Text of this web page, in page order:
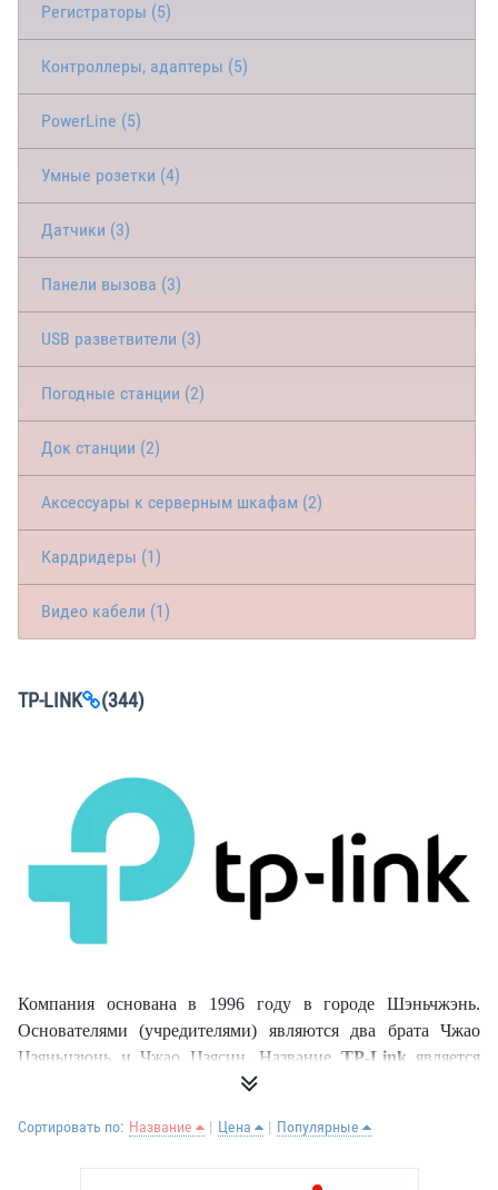
Регистраторы (5)
Контроллеры, адаптеры (5)
PowerLine (5)
Умные розетки (4)
Датчики (3)
Панели вызова (3)
USB разветвители (3)
Погодные станции (2)
Док станции (2)
Аксессуары к серверным шкафам (2)
Кардридеры (1)
Видео кабели (1)
TP-LINK (344)
Компания основана в 1996 году в городе Шэньчжэнь.
Основателями (учредителями) являются два брата Чжао
Цзяньцзюнь и Чжао Цзясин. Название TP-Link является
Twisted Pair
and Performance».
В 2005 году вышла на мировой рынок. В 2007 году были
Сортировать по: Название Цена Популярные